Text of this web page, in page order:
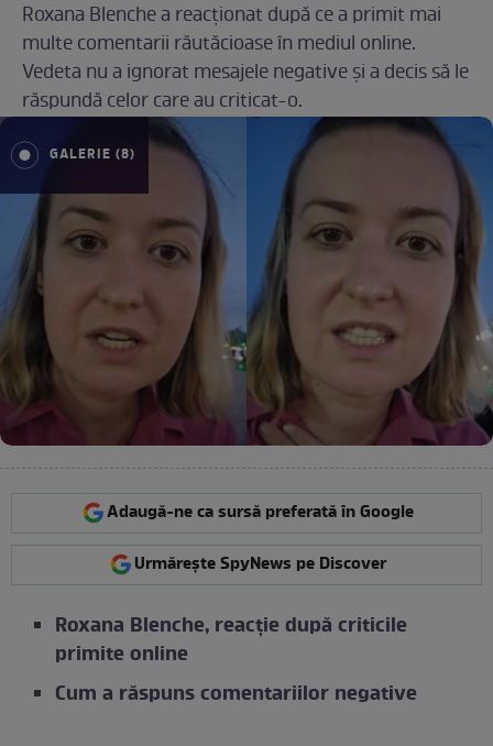
Roxana Blenche a reacționat după ce a primit mai
multe comentarii răutăcioase în mediul online.
Vedeta nu a ignorat mesajele negative și a decis să le
răspundă celor care au criticat-o.
GALERIE (8)
Adaugă-ne ca sursă preferată în Google
Urmărește SpyNews pe Discover
Roxana Blenche, reacție după criticile
primite online
Cum a răspuns comentariilor negative